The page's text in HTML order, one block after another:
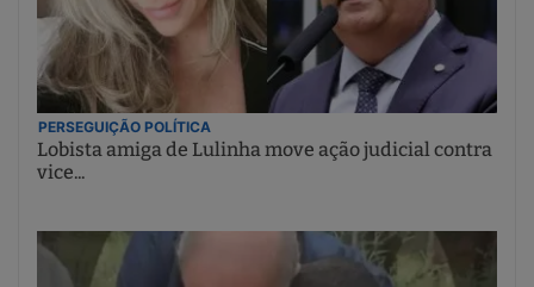
PERSEGUIÇÃO POLÍTICA
Lobista amiga de Lulinha move ação judicial contra
vice...